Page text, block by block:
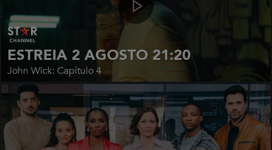
ESTREIA 2 AGOSTO 21:20
John Wick: Capítulo 4